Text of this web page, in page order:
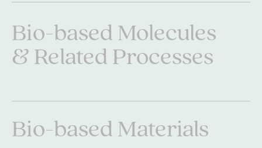
Bio-based Molecules
& Related Processes
Bio-based Molecules
& Related Processes
Bio-based Materials
Bio-based Materials